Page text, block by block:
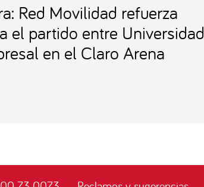
Red Movilidad refuerza
el partido entre Universidad
en el Claro Arena